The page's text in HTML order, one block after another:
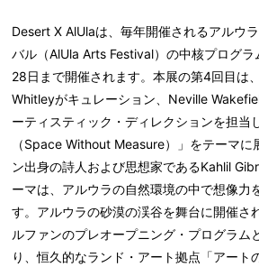
Desert X AlUlaは、毎年開催されるアルウ
バル（AlUla Arts Festival）の中核プログ
28日まで開催されます。本展の第4回目は
Whitleyがキュレーション、Neville
ーティスティック・ディレクションを担当
（Space Without Measure）」をテーマに
ン出身の詩人および思想家であるKahlil
ーマは、アルウラの自然環境の中で想像力
す。アルウラの砂漠の渓谷を舞台に開催さ
ルファンのプレオープニング・プログラム
り、恒久的なランド・アート拠点「アート